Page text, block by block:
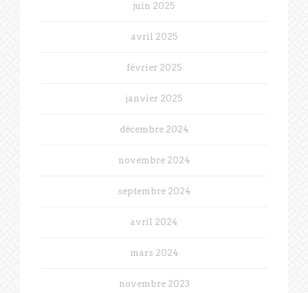
juin 2025
avril 2025
février 2025
janvier 2025
décembre 2024
novembre 2024
septembre 2024
avril 2024
mars 2024
novembre 2023